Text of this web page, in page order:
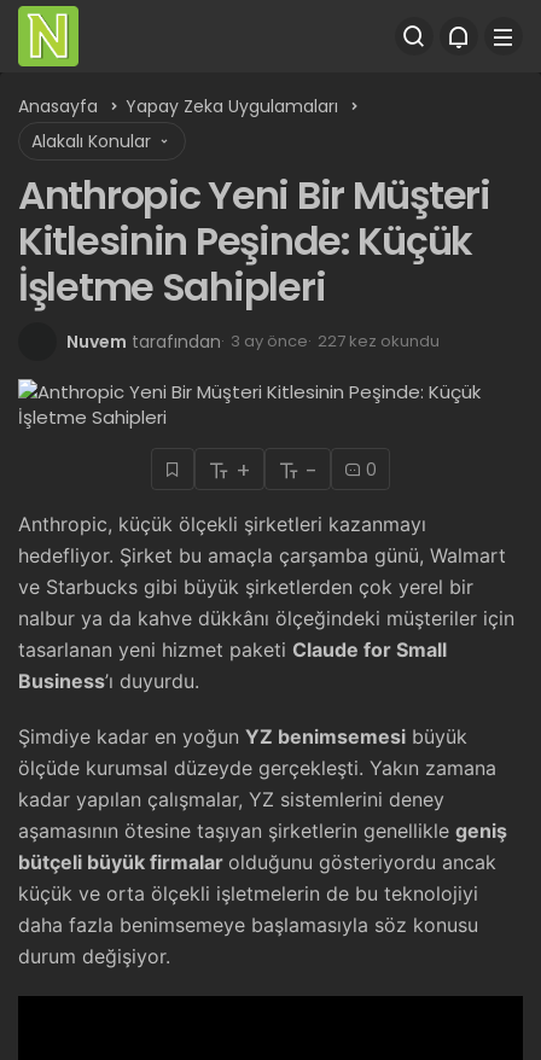
Anasayfa
Yapay Zeka Uygulamaları
Alakalı Konular
Anthropic Yeni Bir Müşteri
Kitlesinin Peşinde: Küçük
İşletme Sahipleri
Nuvem tarafından 3 ay önce 227 kez okundu
+ - 0
Anthropic, küçük ölçekli şirketleri kazanmayı
hedefliyor. Şirket bu amaçla çarşamba günü, Walmart
ve Starbucks gibi büyük şirketlerden çok yerel bir
nalbur ya da kahve dükkânı ölçeğindeki müşteriler için
tasarlanan yeni hizmet paketi Claude for Small
Business’ı duyurdu.
Şimdiye kadar en yoğun YZ benimsemesi büyük
ölçüde kurumsal düzeyde gerçekleşti. Yakın zamana
kadar yapılan çalışmalar, YZ sistemlerini deney
aşamasının ötesine taşıyan şirketlerin genellikle geniş
bütçeli büyük firmalar olduğunu gösteriyordu ancak
küçük ve orta ölçekli işletmelerin de bu teknolojiyi
daha fazla benimsemeye başlamasıyla söz konusu
durum değişiyor.